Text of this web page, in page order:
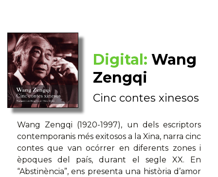
Digital: Wang
Zengqi
Cinc contes xinesos
Wang Zengqi (1920-1997), un dels escriptors
contemporanis més exitosos a la Xina, narra cinc
contes que van ocórrer en diferents zones i
èpoques del país, durant el segle XX. En
“Abstinència”, ens presenta una història d’amor